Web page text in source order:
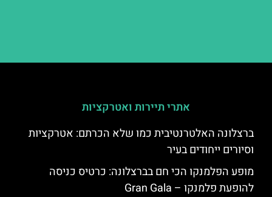
אתרי תיירות ואטרקציות
ברצלונה האלטרנטיבית כמו שלא הכרתם: אטרקציות
וסיורים ייחודים בעיר
מופע הפלמנקו הכי חם בברצלונה: כרטיס כניסה
להופעת פלמנקו – Gran Gala